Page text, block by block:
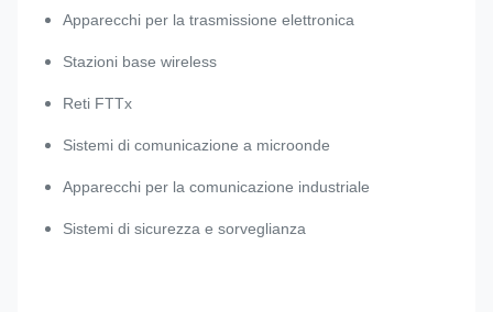
Apparecchi per la trasmissione elettronica
Stazioni base wireless
Reti FTTx
Sistemi di comunicazione a microonde
Apparecchi per la comunicazione industriale
Sistemi di sicurezza e sorveglianza